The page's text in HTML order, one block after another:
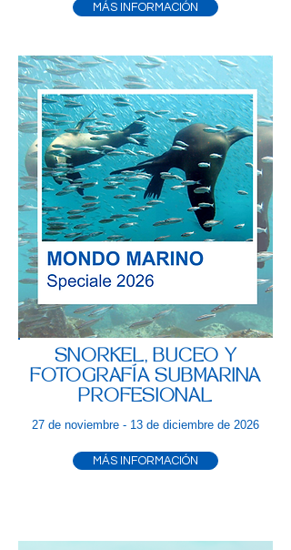
MÁS INFORMACIÓN
SNORKEL, BUCEO Y
FOTOGRAFÍA SUBMARINA
PROFESIONAL
27 de noviembre - 13 de diciembre de 2026
MÁS INFORMACIÓN